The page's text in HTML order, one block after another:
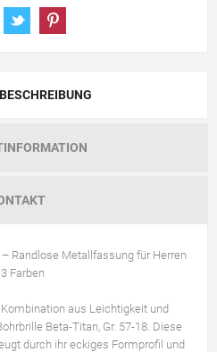
Randlose Metallfassung für Herren
Farben
aus Leichtigkeit und
Beta-Titan, Gr. 57-18. Diese
durch ihr eckiges Formprofil und